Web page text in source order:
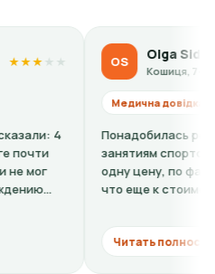
★ OS Olga Sidorova
Кошиця, 7-А · Google
Медична довідка
Понадобилась ребенку
занятиям спортом. По
одну цену, по факту в
что еще к стоимости
Читать полностью